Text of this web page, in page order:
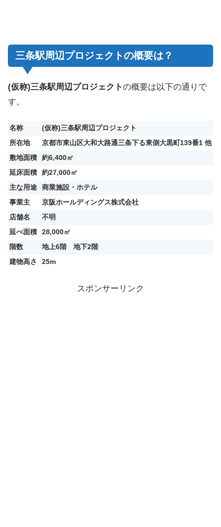
三条駅周辺プロジェクトの概要は？
(仮称)三条駅周辺プロジェクトの概要は以下の通りで
す。
名称
(仮称)三条駅周辺プロジェクト
所在地
京都市東山区大和大路通三条下る東側大黒町139番1 他
敷地面積
約6,400㎡
延床面積
約27,000㎡
主な用途
商業施設・ホテル
事業主
京阪ホールディングス株式会社
店舗名
不明
延べ面積
28,000㎡
階数
地上6階 地下2階
建物高さ
25m
スポンサーリンク